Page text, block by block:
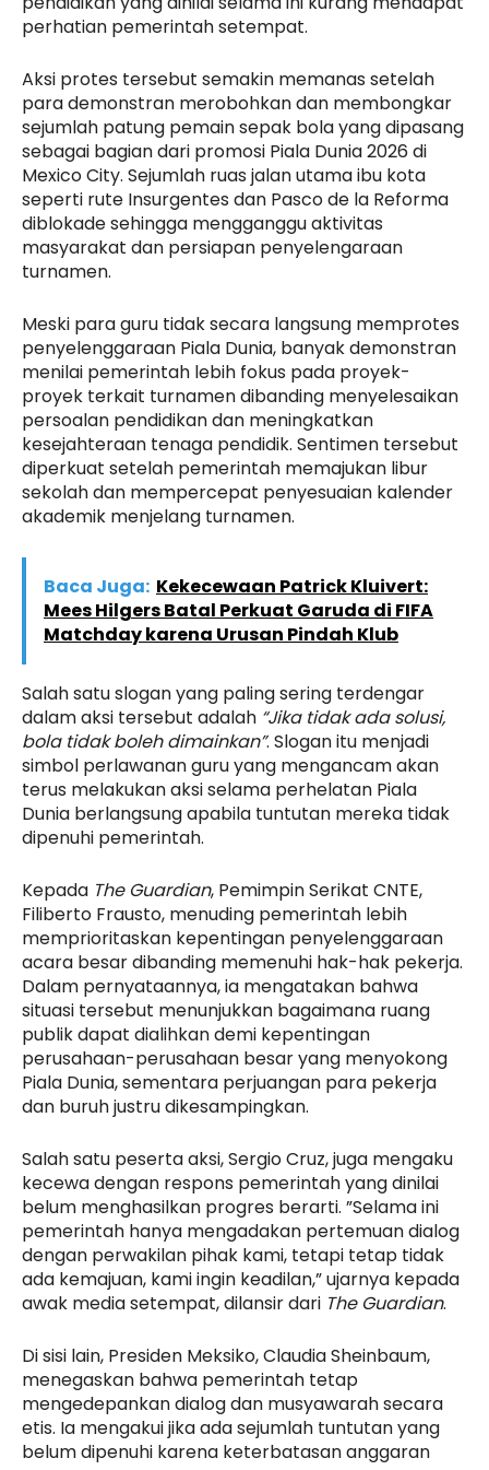
perhatian pemerintah setempat.
Aksi protes tersebut semakin memanas setelah
para demonstran merobohkan dan membongkar
sejumlah patung pemain sepak bola yang dipasang
sebagai bagian dari promosi Piala Dunia 2026 di
Mexico City. Sejumlah ruas jalan utama ibu kota
seperti rute Insurgentes dan Pasco de la Reforma
diblokade sehingga mengganggu aktivitas
masyarakat dan persiapan penyelengaraan
turnamen.
Meski para guru tidak secara langsung memprotes
penyelenggaraan Piala Dunia, banyak demonstran
menilai pemerintah lebih fokus pada proyek-
proyek terkait turnamen dibanding menyelesaikan
persoalan pendidikan dan meningkatkan
kesejahteraan tenaga pendidik. Sentimen tersebut
diperkuat setelah pemerintah memajukan libur
sekolah dan mempercepat penyesuaian kalender
akademik menjelang turnamen.
Baca Juga: Kekecewaan Patrick Kluivert:
Mees Hilgers Batal Perkuat Garuda di FIFA
Matchday karena Urusan Pindah Klub
Salah satu slogan yang paling sering terdengar
dalam aksi tersebut adalah “Jika tidak ada solusi,
bola tidak boleh dimainkan”. Slogan itu menjadi
simbol perlawanan guru yang mengancam akan
terus melakukan aksi selama perhelatan Piala
Dunia berlangsung apabila tuntutan mereka tidak
dipenuhi pemerintah.
Kepada The Guardian, Pemimpin Serikat CNTE,
Filiberto Frausto, menuding pemerintah lebih
memprioritaskan kepentingan penyelenggaraan
acara besar dibanding memenuhi hak-hak pekerja.
Dalam pernyataannya, ia mengatakan bahwa
situasi tersebut menunjukkan bagaimana ruang
publik dapat dialihkan demi kepentingan
perusahaan-perusahaan besar yang menyokong
Piala Dunia, sementara perjuangan para pekerja
dan buruh justru dikesampingkan.
Salah satu peserta aksi, Sergio Cruz, juga mengaku
kecewa dengan respons pemerintah yang dinilai
belum menghasilkan progres berarti. ”Selama ini
pemerintah hanya mengadakan pertemuan dialog
dengan perwakilan pihak kami, tetapi tetap tidak
ada kemajuan, kami ingin keadilan,” ujarnya kepada
awak media setempat, dilansir dari The Guardian.
Di sisi lain, Presiden Meksiko, Claudia Sheinbaum,
menegaskan bahwa pemerintah tetap
mengedepankan dialog dan musyawarah secara
etis. Ia mengakui jika ada sejumlah tuntutan yang
belum dipenuhi karena keterbatasan anggaran